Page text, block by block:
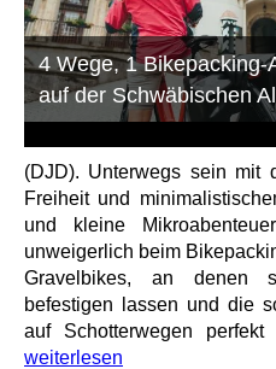
4 Wege, 1
auf der Schwäbischen
(DJD). Unterwegs sein mit
Freiheit und
und kleine
unweigerlich beim
Gravelbikes, an denen
befestigen lassen und die
auf Schotterwegen
weiterlesen